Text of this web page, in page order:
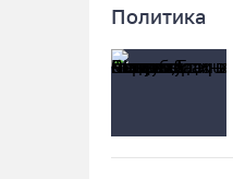
Политика